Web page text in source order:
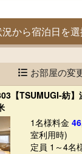
から宿泊日を
お部屋の変
【TSUMUGI-紡
1名様料金
室利用時)
定員 1～4名